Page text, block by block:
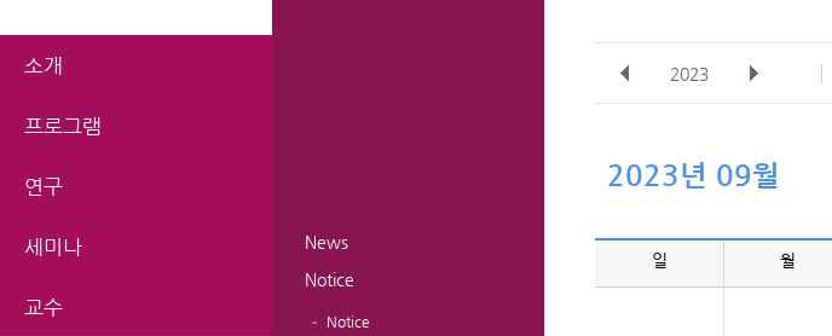
소개
프로그램
연구
세미나
교수
News
Notice
Notice
2023
2023년 09월
일 월